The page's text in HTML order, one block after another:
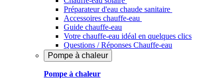
Préparateur d'eau chaude sanitaire
Accessoires chauffe-eau
Guide chauffe-eau
Votre chauffe-eau idéal en quelques clics
Questions / Réponses Chauffe-eau
Pompe à chaleur
Pompe à chaleur